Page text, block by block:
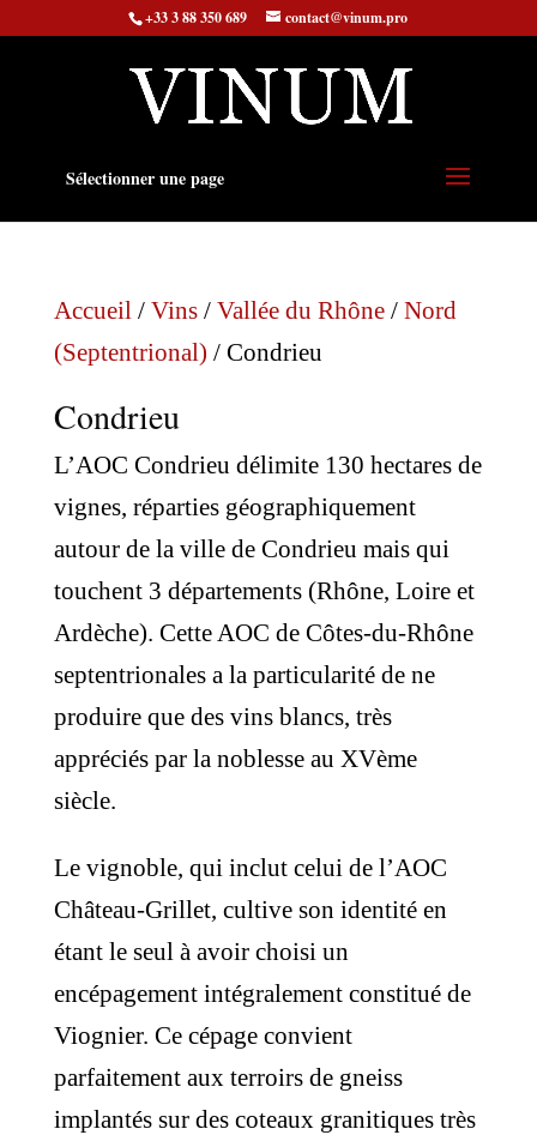
+33 3 88 350 689 contact@vinum.pro
Sélectionner une page
Accueil/ Vins/ Vallée du Rhône/ Nord
(Septentrional) / Condrieu
Condrieu
L’AOC Condrieu délimite 130 hectares de
vignes, réparties géographiquement
autour de la ville de Condrieu mais qui
touchent 3 départements (Rhône, Loire et
Ardèche). Cette AOC de Côtes-du-Rhône
septentrionales a la particularité de ne
produire que des vins blancs, très
appréciés par la noblesse au XVème
siècle.
Le vignoble, qui inclut celui de l’AOC
Château-Grillet, cultive son identité en
étant le seul à avoir choisi un
encépagement intégralement constitué de
Viognier. Ce cépage convient
parfaitement aux terroirs de gneiss
implantés sur des coteaux granitiques très